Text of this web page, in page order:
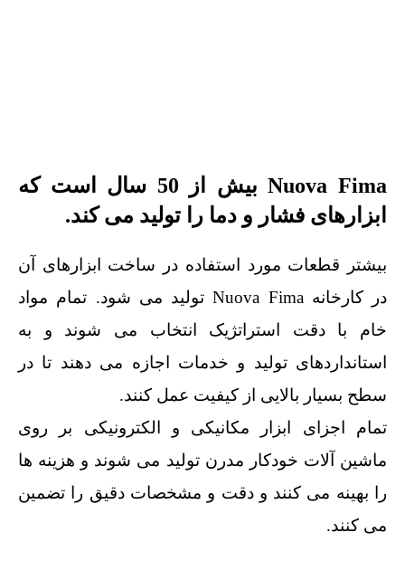
Nuova Fima بیش از 50 سال است که
ابزارهای فشار و دما را تولید می کند.
بیشتر قطعات مورد استفاده در ساخت ابزارهای آن
در کارخانه Nuova Fima تولید می شود. تمام مواد
خام با دقت استراتژیک انتخاب می شوند و به
استانداردهای تولید و خدمات اجازه می دهند تا در
سطح بسیار بالایی از کیفیت عمل کنند.
تمام اجزای ابزار مکانیکی و الکترونیکی بر روی
ماشین آلات خودکار مدرن تولید می شوند و هزینه ها
را بهینه می کنند و دقت و مشخصات دقیق را تضمین
می کنند.